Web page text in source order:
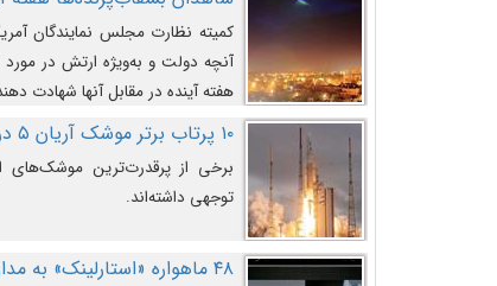
کمیته نظارت مجلس نمایندگان
آنچه دولت و به‌ویژه ارتش در مورد
هفته آینده در مقابل آنها شهادت
۱۰ پرتاب برتر موشک آریان ۵ در تمام ادوار
برخی از پرقدرت‌ترین موشک‌های
توجهی داشته‌اند.
۴۸ ماهواره «استارلینک» به مدار زمین پرتاب شدند